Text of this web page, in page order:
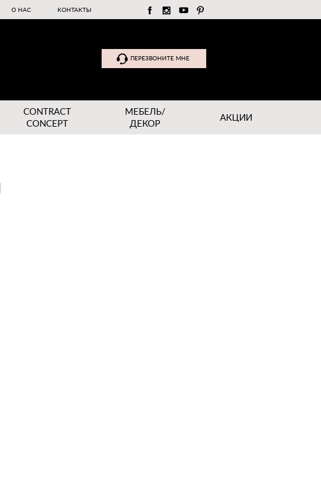
О НАС КОНТАКТЫ
ПЕРЕЗВОНИТЕ МНЕ
CONTRACT
CONCEPT
МЕБЕЛЬ/
ДЕКОР
АКЦИИ